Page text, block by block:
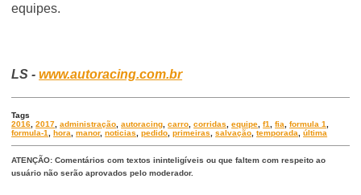
equipes.
LS -www.autoracing.com.br
Tags
2016 ,2017 ,administração ,autoracing ,carro ,corridas ,equipe ,f1 ,fia ,formula 1
formula-1
,hora ,manor,noticias ,pedido ,primeiras ,salvação ,temporada ,última
ATENÇÃO: Comentários com textos ininteligíveis ou que faltem com respeito ao
usuário não serão aprovados pelo moderador.